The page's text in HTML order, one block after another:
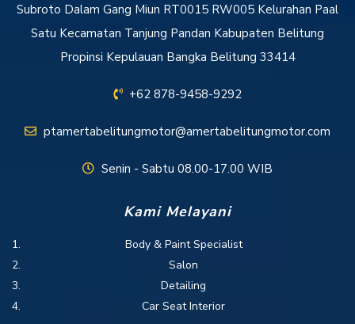
Subroto Dalam Gang Miun RT0015 RW005 Kelurahan Paal
Satu Kecamatan Tanjung Pandan Kabupaten Belitung
Propinsi Kepulauan Bangka Belitung 33414
+62 878-9458-9292
ptamertabelitungmotor@amertabelitungmotor.com
Senin - Sabtu 08.00-17.00 WIB
Kami Melayani
Body & Paint Specialist
Salon
Detailing
Car Seat Interior